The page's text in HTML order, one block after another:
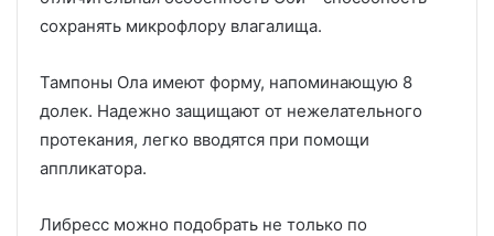
сохранять микрофлору влагалища.
Тампоны Ола имеют форму, напоминающую 8
долек. Надежно защищают от нежелательного
протекания, легко вводятся при помощи
аппликатора.
Либресс можно подобрать не только по